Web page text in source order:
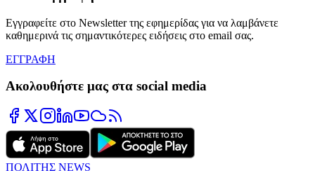
Εγγραφείτε στο Newsletter της εφημερίδας για να λαμβάνετε
καθημερινά τις σημαντικότερες ειδήσεις στο email σας.
ΕΓΓΡΑΦΗ
Ακολουθήστε μας στα social media
ΠΟΛΙΤΗΣ NEWS